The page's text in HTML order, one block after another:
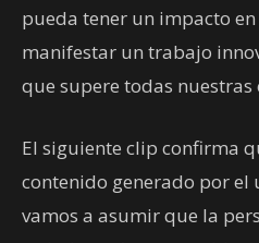
pueda tener un impacto
manifestar un trabajo
que supere todas nuestras
El siguiente clip confirma
contenido generado por el
vamos a asumir que la